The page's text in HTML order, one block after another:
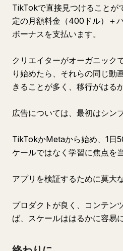
TikTokで直接見つけることが
定の月額料金（400ドル）＋
ボーナスを支払います。
クリエイターがオーガニック
り始めたら、それらの同じ動
きることが多く、移行がはる
広告については、最初はシン
TikTokかMetaから始め、1日
ケールではなく学習に焦点を
アプリを検証するために莫大
プロダクトが良く、コンテン
ば、スケールははるかに容易